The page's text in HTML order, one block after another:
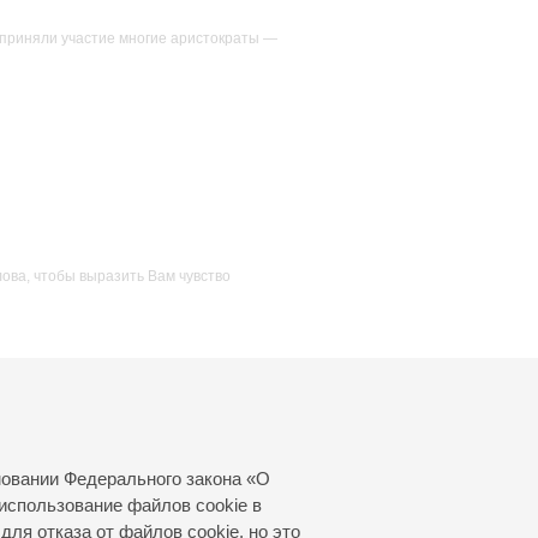
Федерального закона «О
файлов cookie в
отказа от файлов cookie, но это
участие многие аристократы —
чтобы выразить Вам чувство